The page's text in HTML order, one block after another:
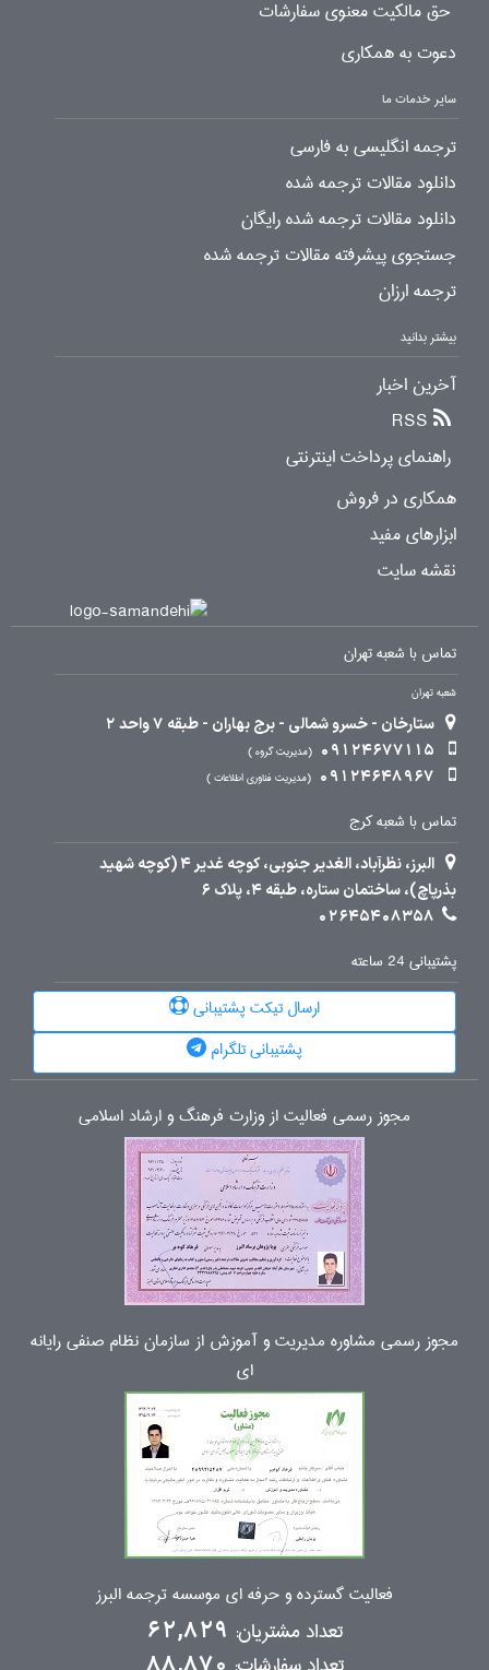
حق مالکیت معنوی سفارشات
دعوت به همکاری
سایر خدمات ما
ترجمه انگلیسی به فارسی
دانلود مقالات ترجمه شده
دانلود مقالات ترجمه شده رایگان
جستجوی پیشرفته مقالات ترجمه شده
ترجمه ارزان
بیشتر بدانید
آخرین اخبار
RSS
راهنمای پرداخت اینترنتی
همکاری در فروش
ابزارهای مفید
نقشه سایت
تماس با شعبه تهران
شعبه تهران
ستارخان - خسرو شمالی - برج بهاران - طبقه 7 واحد 2
09124677115
مدیریت گروه
09124648967 مدیریت فناوری اطلاعات
تماس با شعبه کرج
البرز، نظرآباد، الغدیر جنوبی، کوچه غدیر 4 (کوچه شهید
بذرپاچ)، ساختمان ستاره، طبقه 4، پلاک 6
02645408358
پشتیبانی 24 ساعته
ارسال تیکت پشتیبانی
پشتیبانی تلگرام
مجوز رسمی فعالیت از وزارت فرهنگ و ارشاد اسلامی
مجوز رسمی مشاوره مدیریت و آموزش از سازمان نظام صنفی رایانه
ای
فعالیت گسترده و حرفه ای موسسه ترجمه البرز
تعداد مشتریان: 62,829